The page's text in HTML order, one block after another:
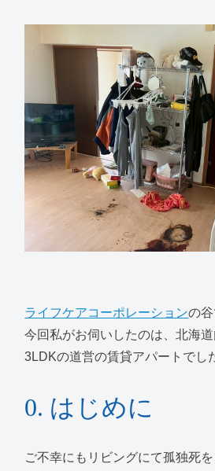
ライフケアコーポレーションの谷
今回私がお伺いしたのは、北海
3LDKの道営の賃貸アパートでし
0. はじめに
ご不幸にもリビングにて孤独死